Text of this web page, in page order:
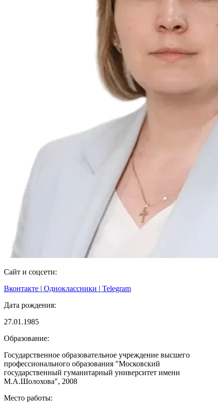
Сайт и соцсети:
Вконтакте | Одноклассники | Telegram
Дата рождения:
27.01.1985
Образование:
Государственное образовательное учреждение высшего
профессионального образования "Московский
государственный гуманитарный университет имени
М.А.Шолохова", 2008
Место работы: